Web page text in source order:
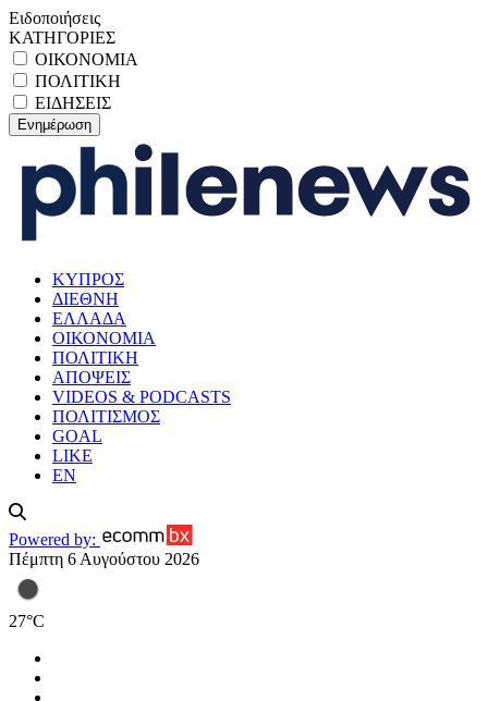
Ειδοποιήσεις
ΚΑΤΗΓΟΡΙΕΣ
ΟΙΚΟΝΟΜΙΑ
ΠΟΛΙΤΙΚΗ
ΕΙΔΗΣΕΙΣ
ΚΥΠΡΟΣ
ΔΙΕΘΝΗ
ΕΛΛΑΔΑ
ΟΙΚΟΝΟΜΙΑ
ΠΟΛΙΤΙΚΗ
ΑΠΟΨΕΙΣ
VIDEOS & PODCASTS
ΠΟΛΙΤΙΣΜΟΣ
GOAL
LIKE
EN
Powered by:
Πέμπτη 6 Αυγούστου 2026
27°C